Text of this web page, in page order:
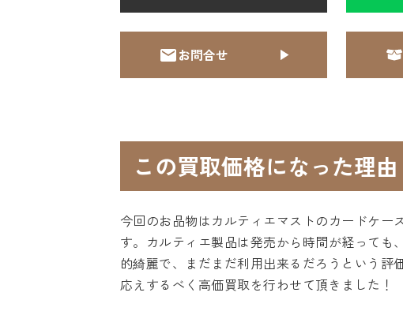
お問合せ
この買取価格になった理由
今回のお品物はカルティエマストのカードケ
す。カルティエ製品は発売から時間が経って
的綺麗で、まだまだ利用出来るだろうという
応えするべく高価買取を行わせて頂きました！